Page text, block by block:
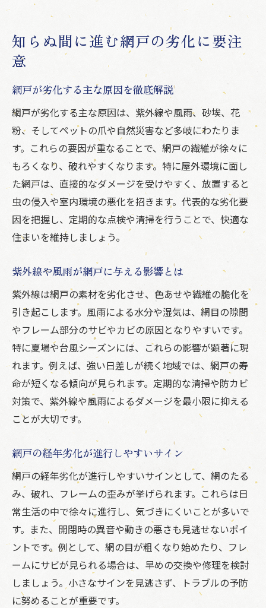
賃貸物件での網戸劣化トラブル回避法
日常生活で網戸の痛みを防ぐコツ
網戸の寿命と耐久性を徹底解説
網戸の耐用年数と寿命の目安を知る
劣化が進む網戸の交換時期の見極め方
網戸の素材ごとの耐久性と選び方
賃貸物件で網戸寿命が短くなる要因
網戸の経年劣化を防ぐメンテナンス法
網戸が長持ちする使い方のポイント
網戸が破れる原因と対策を知ろう
網戸が破れる主な原因と予防策
ペットや自然災害による網戸破損事例
経年劣化による網戸の破れやすさとは
網戸の破れ発見時にすべき初期対応
賃貸で網戸が破れた際の連絡ポイント
破れた網戸の修理と張り替え方法
賃貸で気をつけたい網戸の経年劣化
賃貸物件での網戸劣化トラブル事例
網戸の経年劣化が退去時に影響する理由
賃貸で網戸交換を依頼する際の注意点
賃貸契約時に確認したい網戸の項目
網戸劣化を未然に防ぐ日常の工夫
網戸破損時の大家や管理会社への伝え方
劣化しない網戸選びのポイントとは
耐久性重視の網戸素材と特徴を紹介
劣化に強い網戸の選び方と比較の仕方
長持ちする網戸を選ぶチェックポイント
ペット対応や高耐久仕様の網戸とは
網戸交換時の失敗しない選択基準
メンテナンスしやすい網戸の探し方
知らぬ間に進む網戸の劣化に要注
意
網戸が劣化する主な原因を徹底解説
網戸が劣化する主な原因は、紫外線や風雨、砂埃、花
粉、そしてペットの爪や自然災害など多岐にわたりま
す。これらの要因が重なることで、網戸の繊維が徐々に
もろくなり、破れやすくなります。特に屋外環境に面し
た網戸は、直接的なダメージを受けやすく、放置すると
虫の侵入や室内環境の悪化を招きます。代表的な劣化要
因を把握し、定期的な点検や清掃を行うことで、快適な
住まいを維持しましょう。
紫外線や風雨が網戸に与える影響とは
紫外線は網戸の素材を劣化させ、色あせや繊維の脆化を
引き起こします。風雨による水分や湿気は、網目の隙間
やフレーム部分のサビやカビの原因となりやすいです。
特に夏場や台風シーズンには、これらの影響が顕著に現
れます。例えば、強い日差しが続く地域では、網戸の寿
命が短くなる傾向が見られます。定期的な清掃や防カビ
対策で、紫外線や風雨によるダメージを最小限に抑える
ことが大切です。
網戸の経年劣化が進行しやすいサイン
網戸の経年劣化が進行しやすいサインとして、網のたる
み、破れ、フレームの歪みが挙げられます。これらは日
常生活の中で徐々に進行し、気づきにくいことが多いで
す。また、開閉時の異音や動きの悪さも見逃せないポイ
ントです。例として、網の目が粗くなり始めたり、フレ
ームにサビが見られる場合は、早めの交換や修理を検討
しましょう。小さなサインを見逃さず、トラブルの予防
に努めることが重要です。